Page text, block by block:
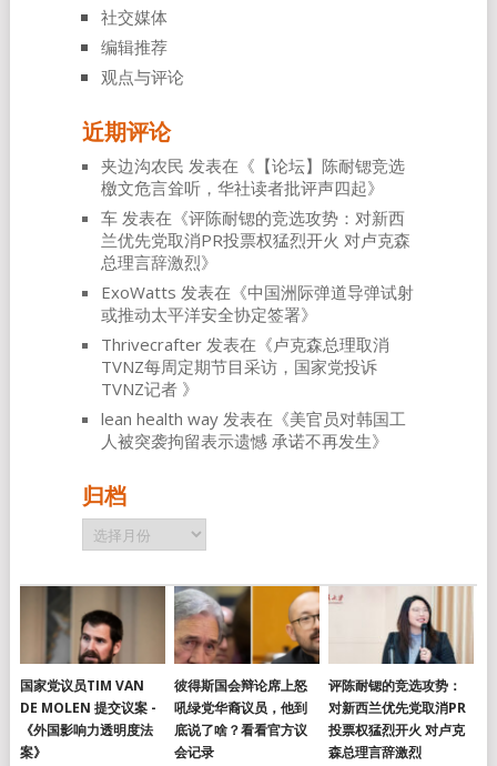
社交媒体
编辑推荐
观点与评论
近期评论
夹边沟农民 发表在《 【论坛】陈耐锶竞选
檄文危言耸听，华社读者批评声四起》
车发表在《评陈耐锶的竞选攻势：对新西
兰优先党取消PR投票权猛烈开火 对卢克森
总理言辞激烈》
ExoWatts 发表在《中国洲际弹道导弹试射
或推动太平洋安全协定签署》
Thrivecrafter发表在《卢克森总理取消
TVNZ每周定期节目采访，国家党投诉
TVNZ记者 》
lean health way发表在《美官员对韩国工
人被突袭拘留表示遗憾 承诺不再发生》
归档
归
档
国家党议员TIM VAN
DE MOLEN 提交议案 -
《外国影响力透明度法
案》
彼得斯国会辩论席上怒
吼绿党华裔议员，他到
底说了啥？看看官方议
会记录
评陈耐锶的竞选攻势：
对新西兰优先党取消PR
投票权猛烈开火 对卢克
森总理言辞激烈